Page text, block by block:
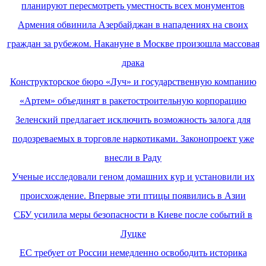
планируют пересмотреть уместность всех монументов
Армения обвинила Азербайджан в нападениях на своих
граждан за рубежом. Накануне в Москве произошла массовая
драка
Конструкторское бюро «Луч» и государственную компанию
«Артем» объединят в ракетостроительную корпорацию
Зеленский предлагает исключить возможность залога для
подозреваемых в торговле наркотиками. Законопроект уже
внесли в Раду
Ученые исследовали геном домашних кур и установили их
происхождение. Впервые эти птицы появились в Азии
СБУ усилила меры безопасности в Киеве после событий в
Луцке
ЕС требует от России немедленно освободить историка